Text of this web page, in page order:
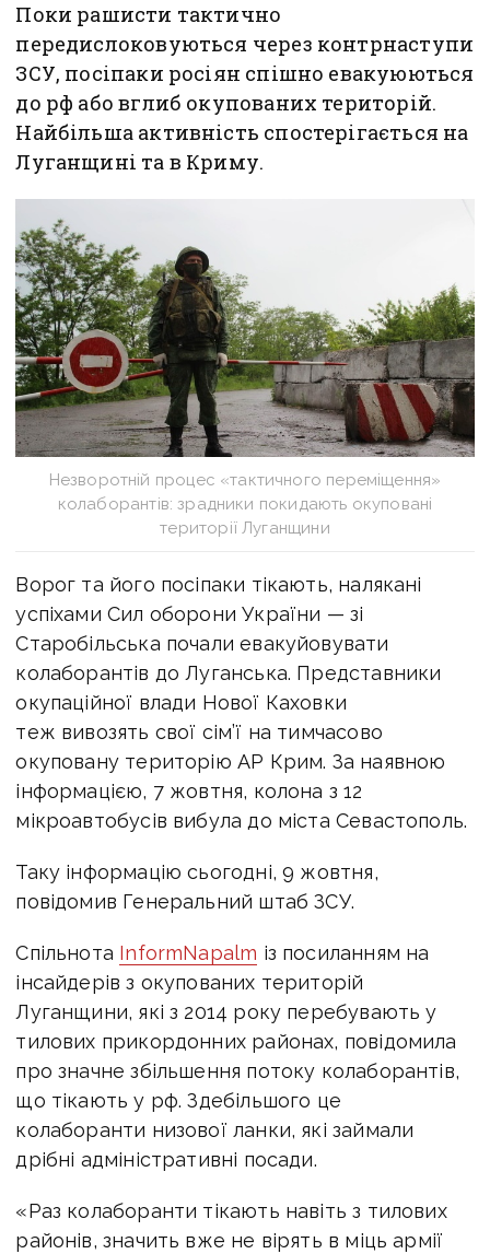
Поки рашисти тактично
передислоковуються через контрнаступи
ЗСУ, посіпаки росіян спішно евакуюються
до рф або вглиб окупованих територій.
Найбільша активність спостерігається на
Луганщині та в Криму.
Незворотній процес «тактичного переміщення»
колаборантів: зрадники покидають окуповані
території Луганщини
Ворог та його посіпаки тікають, налякані
успіхами Сил оборони України — зі
Старобільська почали евакуйовувати
колаборантів до Луганська. Представники
окупаційної влади Нової Каховки
теж вивозять свої сім’ї на тимчасово
окуповану територію АР Крим. За наявною
інформацією, 7 жовтня, колона з 12
мікроавтобусів вибула до міста Севастополь.
Таку інформацію сьогодні, 9 жовтня,
повідомив Генеральний штаб ЗСУ.
Спільнота InformNapalm із посиланням на
інсайдерів з окупованих територій
Луганщини, які з 2014 року перебувають у
тилових прикордонних районах, повідомила
про значне збільшення потоку колаборантів,
що тікають у рф. Здебільшого це
колаборанти низової ланки, які займали
дрібні адміністративні посади.
«Раз колаборанти тікають навіть з тилових
районів, значить вже не вірять в міць армії